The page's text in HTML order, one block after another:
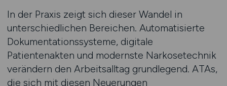
In der Praxis zeigt sich dieser Wandel in
unterschiedlichen Bereichen. Automatisierte
Dokumentationssysteme, digitale
Patientenakten und modernste Narkosetechnik
verändern den Arbeitsalltag grundlegend. ATAs,
die sich mit diesen Neuerungen